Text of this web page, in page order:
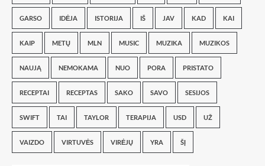
GARSO IDĖJA ISTORIJA IŠ JAV KAD KAI
KAIP METŲ MLN MUSIC MUZIKA MUZIKOS
NAUJĄ NEMOKAMA NUO PORA PRISTATO
RECEPTAI RECEPTAS SAKO SAVO SESIJOS
SWIFT TAI TAYLOR TERAPIJA USD UŽ
VAIZDO VIRTUVĖS VIRĖJŲ YRA ŠĮ